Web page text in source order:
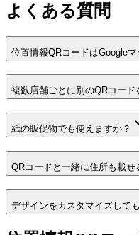
よくある質問
位置情報QRコードはGoogle
複数店舗ごとに別のQRコード
紙の販促物でも使えますか？
QRコードと一緒に住所も載せ
デザインをカスタマイズして